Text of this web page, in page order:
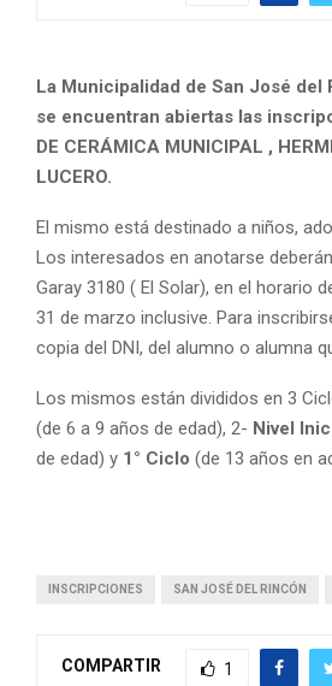
La Municipalidad de San José del
se encuentran abiertas las
DE CERÁMICA MUNICIPAL ,
LUCERO.
El mismo está destinado a niños,
Los interesados en anotarse
Garay 3180 ( El Solar), en el horario
31 de marzo inclusive. Para
copia del DNI, del alumno o alumna
Los mismos están divididos en 3
(de 6 a 9 años de edad), 2- Nivel
de edad) y 1° Ciclo (de 13 años en
INSCRIPCIONES SAN JOSÉ DEL RINCÓN
COMPARTIR 1